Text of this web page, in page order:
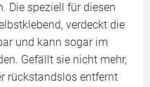
Die speziell für diesen
verdeckt die
und kann sogar im
Gefällt sie nicht mehr,
rückstandslos entfernt